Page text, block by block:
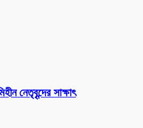
নেতৃবৃন্দের সাক্ষাৎ